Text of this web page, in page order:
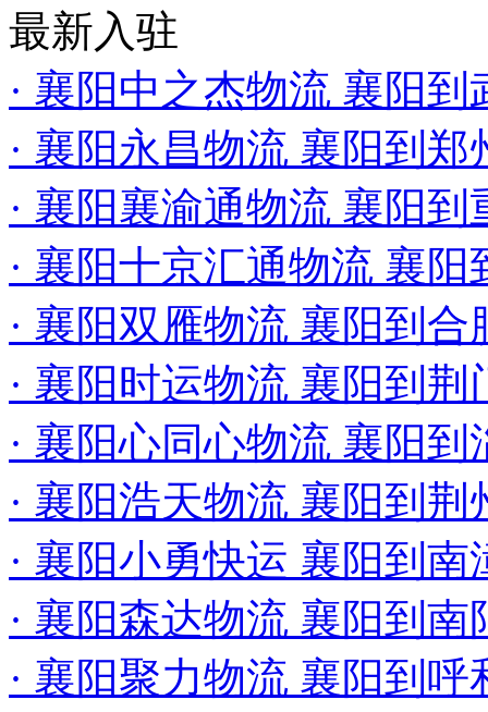
最新入驻
· 襄阳中之杰物流 襄阳
· 襄阳永昌物流 襄阳到郑
· 襄阳襄渝通物流 襄阳
· 襄阳十京汇通物流 襄
· 襄阳双雁物流 襄阳到
· 襄阳时运物流 襄阳到
· 襄阳心同心物流 襄阳
· 襄阳浩天物流 襄阳到荆
· 襄阳小勇快运 襄阳到南
· 襄阳森达物流 襄阳到南
· 襄阳聚力物流 襄阳到